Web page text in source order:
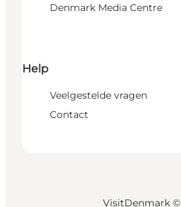
Denmark Media Centre
Help
Veelgestelde vragen
Contact
VisitDenmark ©